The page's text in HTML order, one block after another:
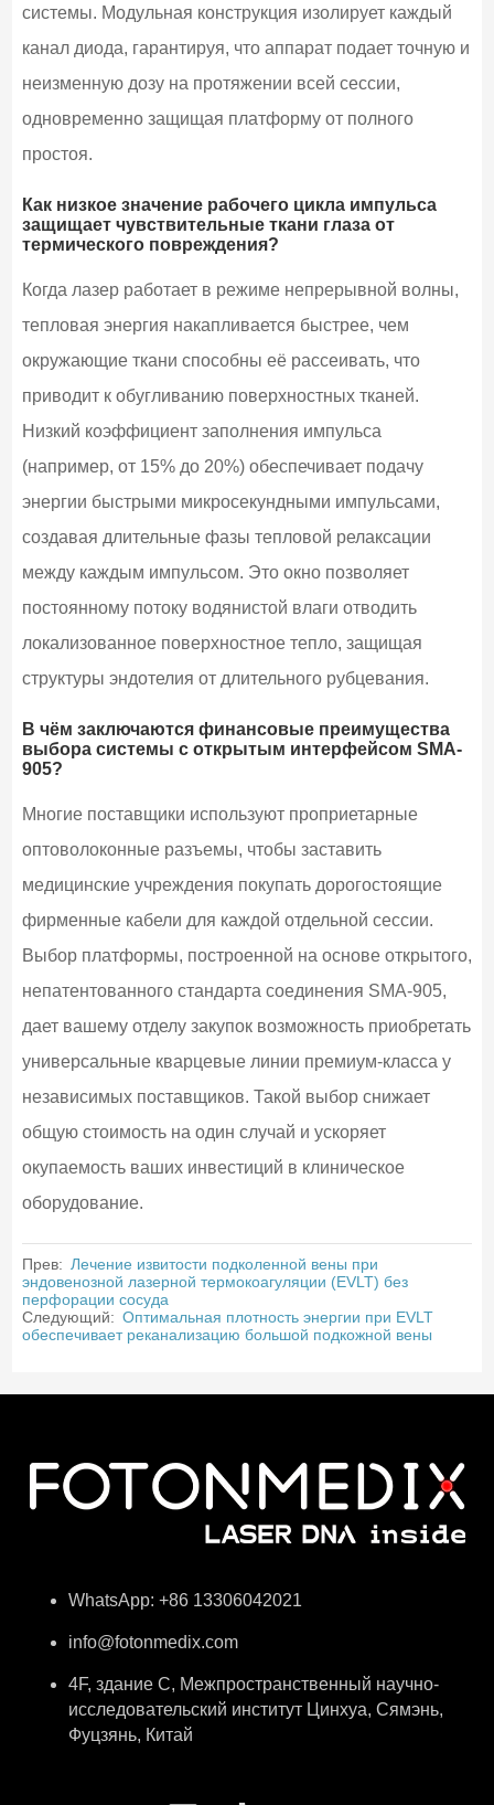
системы. Модульная конструкция изолирует каждый
канал диода, гарантируя, что аппарат подает точную и
неизменную дозу на протяжении всей сессии,
одновременно защищая платформу от полного
простоя.
Как низкое значение рабочего цикла импульса
защищает чувствительные ткани глаза от
термического повреждения?
Когда лазер работает в режиме непрерывной волны,
тепловая энергия накапливается быстрее, чем
окружающие ткани способны её рассеивать, что
приводит к обугливанию поверхностных тканей.
Низкий коэффициент заполнения импульса
(например, от 15% до 20%) обеспечивает подачу
энергии быстрыми микросекундными импульсами,
создавая длительные фазы тепловой релаксации
между каждым импульсом. Это окно позволяет
постоянному потоку водянистой влаги отводить
локализованное поверхностное тепло, защищая
структуры эндотелия от длительного рубцевания.
В чём заключаются финансовые преимущества
выбора системы с открытым интерфейсом SMA-
905?
Многие поставщики используют проприетарные
оптоволоконные разъемы, чтобы заставить
медицинские учреждения покупать дорогостоящие
фирменные кабели для каждой отдельной сессии.
Выбор платформы, построенной на основе открытого,
непатентованного стандарта соединения SMA-905,
дает вашему отделу закупок возможность приобретать
универсальные кварцевые линии премиум-класса у
независимых поставщиков. Такой выбор снижает
общую стоимость на один случай и ускоряет
окупаемость ваших инвестиций в клиническое
оборудование.
Прев: Лечение извитости подколенной вены при
эндовенозной лазерной термокоагуляции (EVLT) без
перфорации сосуда
Следующий: Оптимальная плотность энергии при EVLT
обеспечивает реканализацию большой подкожной вены
WhatsApp: +86 13306042021
info@fotonmedix.com
4F, здание C, Межпространственный научно-
исследовательский институт Цинхуа, Сямэнь,
Фуцзянь, Китай